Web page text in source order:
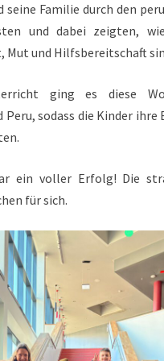
seine Familie durch den
und dabei zeigten,
Mut und Hilfsbereitschaft
ging es diese
Peru, sodass die Kinder ihre
ein voller Erfolg! Die
für sich.